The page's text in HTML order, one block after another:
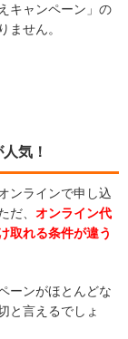
キャンペーン」の
ません。
気！
ンラインで申し込
だ、 オンライン代
取れる条件が違う
ーンがほとんどな
と言えるでしょ